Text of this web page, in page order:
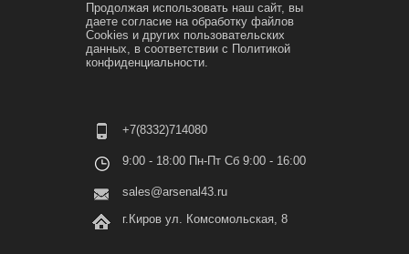
Продолжая использовать наш сайт, вы
даете согласие на обработку файлов
Cookies и других пользовательских
данных, в соответствии с Политикой
конфиденциальности.
+7(8332)714080
9:00 - 18:00 Пн-Пт Сб 9:00 - 16:00
sales@arsenal43.ru
г.Киров ул. Комсомольская, 8